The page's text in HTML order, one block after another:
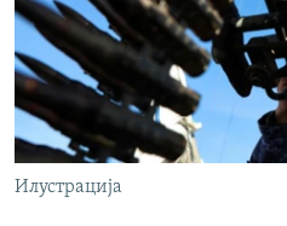
Илустрација